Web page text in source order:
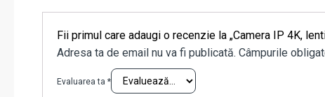
Fii primul care adaugi o recenzie la „Camera IP 4K,
Adresa ta de email nu va fi publicată. Câmpurile
Evaluarea ta *